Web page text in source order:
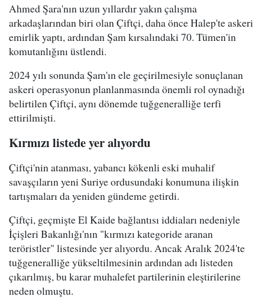
Ahmed Şara'nın uzun yıllardır yakın çalışma
arkadaşlarından biri olan Çiftçi, daha önce Halep'te askeri
emirlik yaptı, ardından Şam kırsalındaki 70. Tümen'in
komutanlığını üstlendi.
2024 yılı sonunda Şam'ın ele geçirilmesiyle sonuçlanan
askeri operasyonun planlanmasında önemli rol oynadığı
belirtilen Çiftçi, aynı dönemde tuğgeneralliğe terfi
ettirilmişti.
Kırmızı listede yer alıyordu
Çiftçi'nin atanması, yabancı kökenli eski muhalif
savaşçıların yeni Suriye ordusundaki konumuna ilişkin
tartışmaları da yeniden gündeme getirdi.
Çiftçi, geçmişte El Kaide bağlantısı iddiaları nedeniyle
İçişleri Bakanlığı'nın "kırmızı kategoride aranan
teröristler" listesinde yer alıyordu. Ancak Aralık 2024'te
tuğgeneralliğe yükseltilmesinin ardından adı listeden
çıkarılmış, bu karar muhalefet partilerinin eleştirilerine
neden olmuştu.